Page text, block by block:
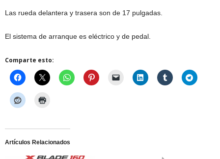
Las rueda delantera y trasera son de 17 pulgadas.
El sistema de arranque es eléctrico y de pedal.
Comparte esto:
Artículos Relacionados